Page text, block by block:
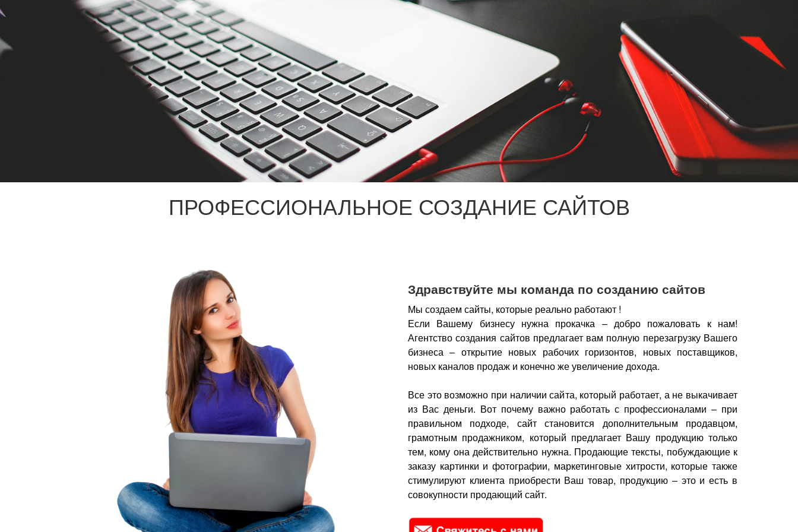
ПРОФЕССИОНАЛЬНОЕ СОЗДАНИЕ САЙТОВ
Здравствуйте мы команда по созданию сайтов
Мы создаем сайты, которые реально работают !
Если Вашему бизнесу нужна прокачка – добро пожаловать к нам!
Агентство создания сайтов предлагает вам полную перезагрузку Вашего
бизнеса – открытие новых рабочих горизонтов, новых поставщиков,
новых каналов продаж и конечно же увеличение дохода.
Все это возможно при наличии сайта, который работает, а не выкачивает
из Вас деньги. Вот почему важно работать с профессионалами – при
правильном подходе, сайт становится дополнительным продавцом,
грамотным продажником, который предлагает Вашу продукцию только
тем, кому она действительно нужна. Продающие тексты, побуждающие к
заказу картинки и фотографии, маркетинговые хитрости, которые также
стимулируют клиента приобрести Ваш товар, продукцию – это и есть в
совокупности продающий сайт.